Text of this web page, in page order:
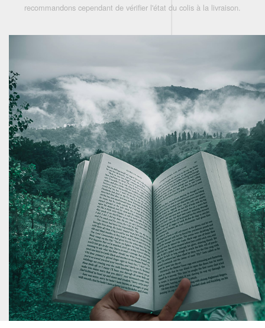
recommandons cependant de vérifier l'état du colis à la livraison.